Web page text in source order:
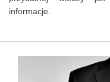
informacje.